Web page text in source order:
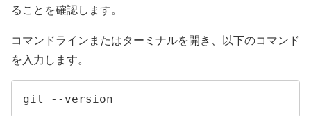
ることを確認します。
コマンドラインまたはターミナルを開き、以下のコマンド
を入力します。
git --version